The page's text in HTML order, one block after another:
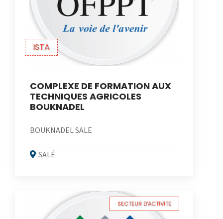
ISTA
COMPLEXE DE FORMATION AUX
TECHNIQUES AGRICOLES
BOUKNADEL
BOUKNADEL SALE
SALÉ
SECTEUR D'ACTIVITE